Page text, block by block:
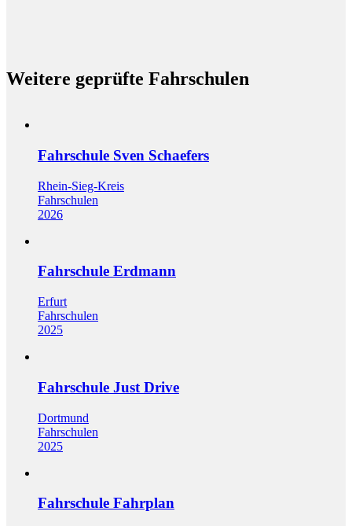
Weitere geprüfte Fahrschulen
Fahrschule Sven Schaefers
Rhein-Sieg-Kreis
Fahrschulen
2026
Fahrschule Erdmann
Erfurt
Fahrschulen
2025
Fahrschule Just Drive
Dortmund
Fahrschulen
2025
Fahrschule Fahrplan